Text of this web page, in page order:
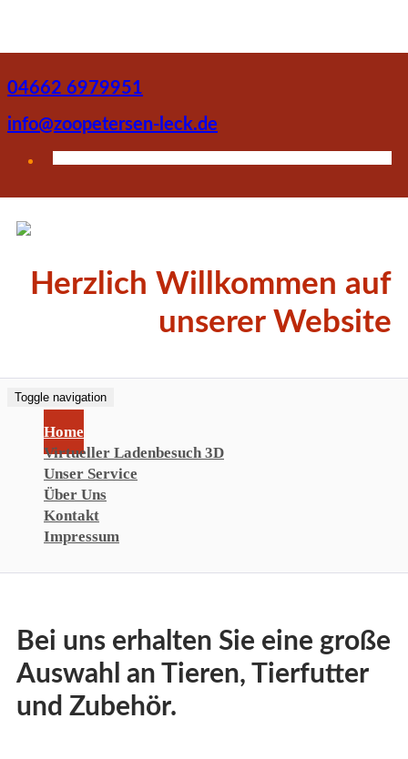
04662 6979951
info@zoopetersen-leck.de
Herzlich Willkommen auf
unserer Website
Toggle navigation
Home
Virtueller Ladenbesuch 3D
Unser Service
Über Uns
Kontakt
Impressum
Bei uns erhalten Sie eine große
Auswahl an Tieren, Tierfutter
und Zubehör.